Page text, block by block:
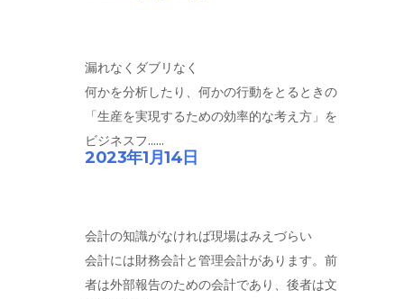
漏れなくダブリなく
何かを分析したり、何かの行動をとるときの
「生産を実現するための効率的な考え方」を
ビジネスフ......
2023年1月14日
会計の知識がなければ現場はみえづらい
会計には財務会計と管理会計があります。前
者は外部報告のための会計であり、後者は文